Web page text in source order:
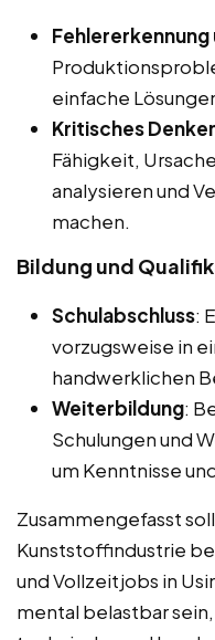
einfache
Kritisches
Fähigkeit,
analysieren und
machen.
Bildung und
Schulabschluss:
vorzugsweise in
handwerklichen
Weiterbildung:
Schulungen und
um Kenntnisse
Zusammengefasst
Kunststoffindustrie
und Vollzeitjobs in
mental belastbar